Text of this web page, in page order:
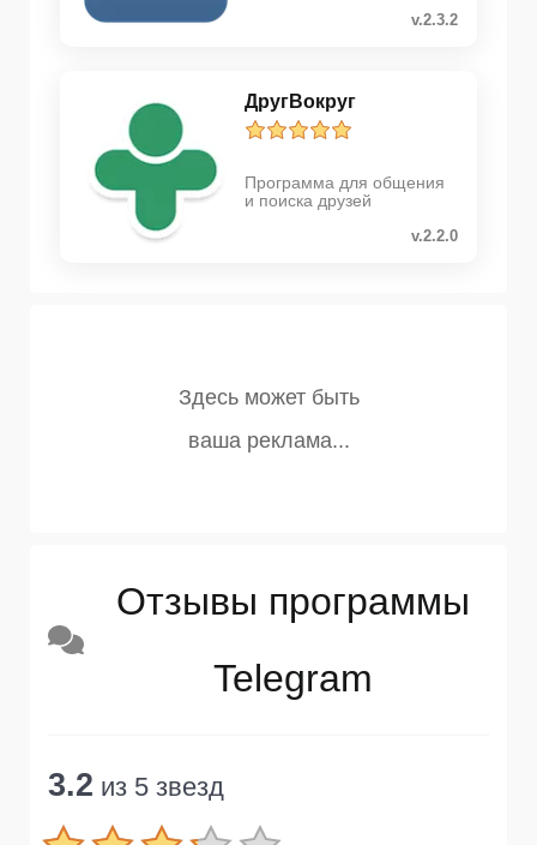
v.2.3.2
ДругВокруг
Программа для общения
и поиска друзей
v.2.2.0
Отзывы программы
Telegram
3.2 из 5 звезд